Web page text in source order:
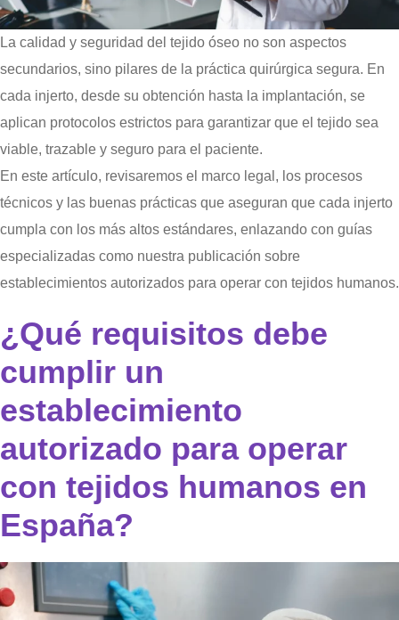
La calidad y seguridad del tejido óseo no son aspectos
secundarios, sino pilares de la práctica quirúrgica segura. En
cada injerto, desde su obtención hasta la implantación, se
aplican protocolos estrictos para garantizar que el tejido sea
viable, trazable y seguro para el paciente.
En este artículo, revisaremos el marco legal, los procesos
técnicos y las buenas prácticas que aseguran que cada injerto
cumpla con los más altos estándares, enlazando con guías
especializadas como nuestra publicación sobre
establecimientos autorizados para operar con tejidos humanos.
¿Qué requisitos debe
cumplir un
establecimiento
autorizado para operar
con tejidos humanos en
España?